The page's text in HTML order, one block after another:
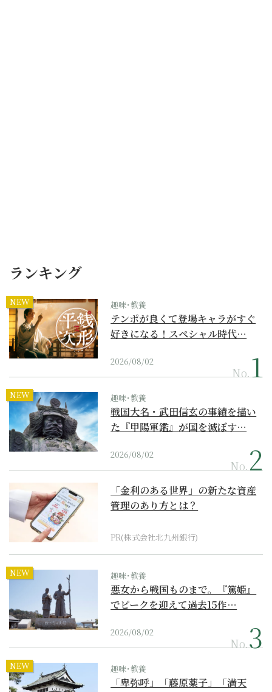
ランキング
NEW 趣味･教養
テンポが良くて登場キャラがすぐ
好きになる！スペシャル時代…
2026/08/02
No.
NEW 趣味･教養
戦国大名・武田信玄の事績を描い
た『甲陽軍鑑』が国を滅ぼす…
2026/08/02
No.
「金利のある世界」の新たな資産
管理のあり方とは？
PR(株式会社北九州銀行)
NEW 趣味･教養
悪女から戦国ものまで。『篤姫』
でピークを迎えて過去15作…
2026/08/02
No.
NEW 趣味･教養
「卑弥呼」「藤原薬子」「満天